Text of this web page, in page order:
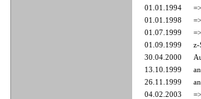
01.01.1994
01.01.1998
01.07.1999
01.09.1999
z-
30.04.2000
13.10.1999
26.11.1999
04.02.2003